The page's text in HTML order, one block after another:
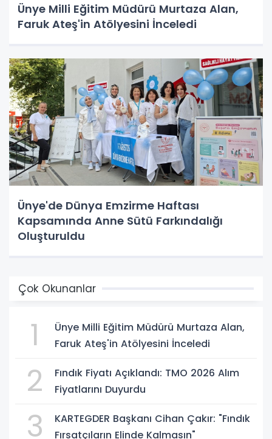
Ünye Milli Eğitim Müdürü Murtaza Alan,
Faruk Ateş'in Atölyesini İnceledi
Ünye'de Dünya Emzirme Haftası
Kapsamında Anne Sütü Farkındalığı
Oluşturuldu
Çok Okunanlar
1
Ünye Milli Eğitim Müdürü Murtaza Alan,
Faruk Ateş'in Atölyesini İnceledi
2
Fındık Fiyatı Açıklandı: TMO 2026 Alım
Fiyatlarını Duyurdu
3
KARTEGDER Başkanı Cihan Çakır: "Fındık
Fırsatçıların Elinde Kalmasın"